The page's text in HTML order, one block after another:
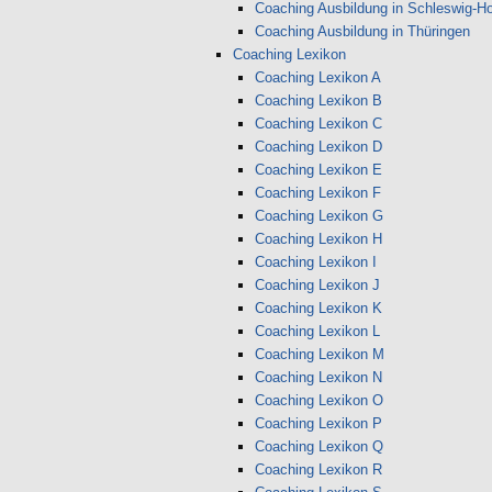
Coaching Ausbildung in Schleswig-
Coaching Ausbildung in Thüringen
Coaching Lexikon
Coaching Lexikon A
Coaching Lexikon B
Coaching Lexikon C
Coaching Lexikon D
Coaching Lexikon E
Coaching Lexikon F
Coaching Lexikon G
Coaching Lexikon H
Coaching Lexikon I
Coaching Lexikon J
Coaching Lexikon K
Coaching Lexikon L
Coaching Lexikon M
Coaching Lexikon N
Coaching Lexikon O
Coaching Lexikon P
Coaching Lexikon Q
Coaching Lexikon R